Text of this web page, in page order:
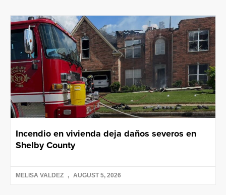
Incendio en vivienda deja daños severos en
Shelby County
MELISA VALDEZ AUGUST 5, 2026